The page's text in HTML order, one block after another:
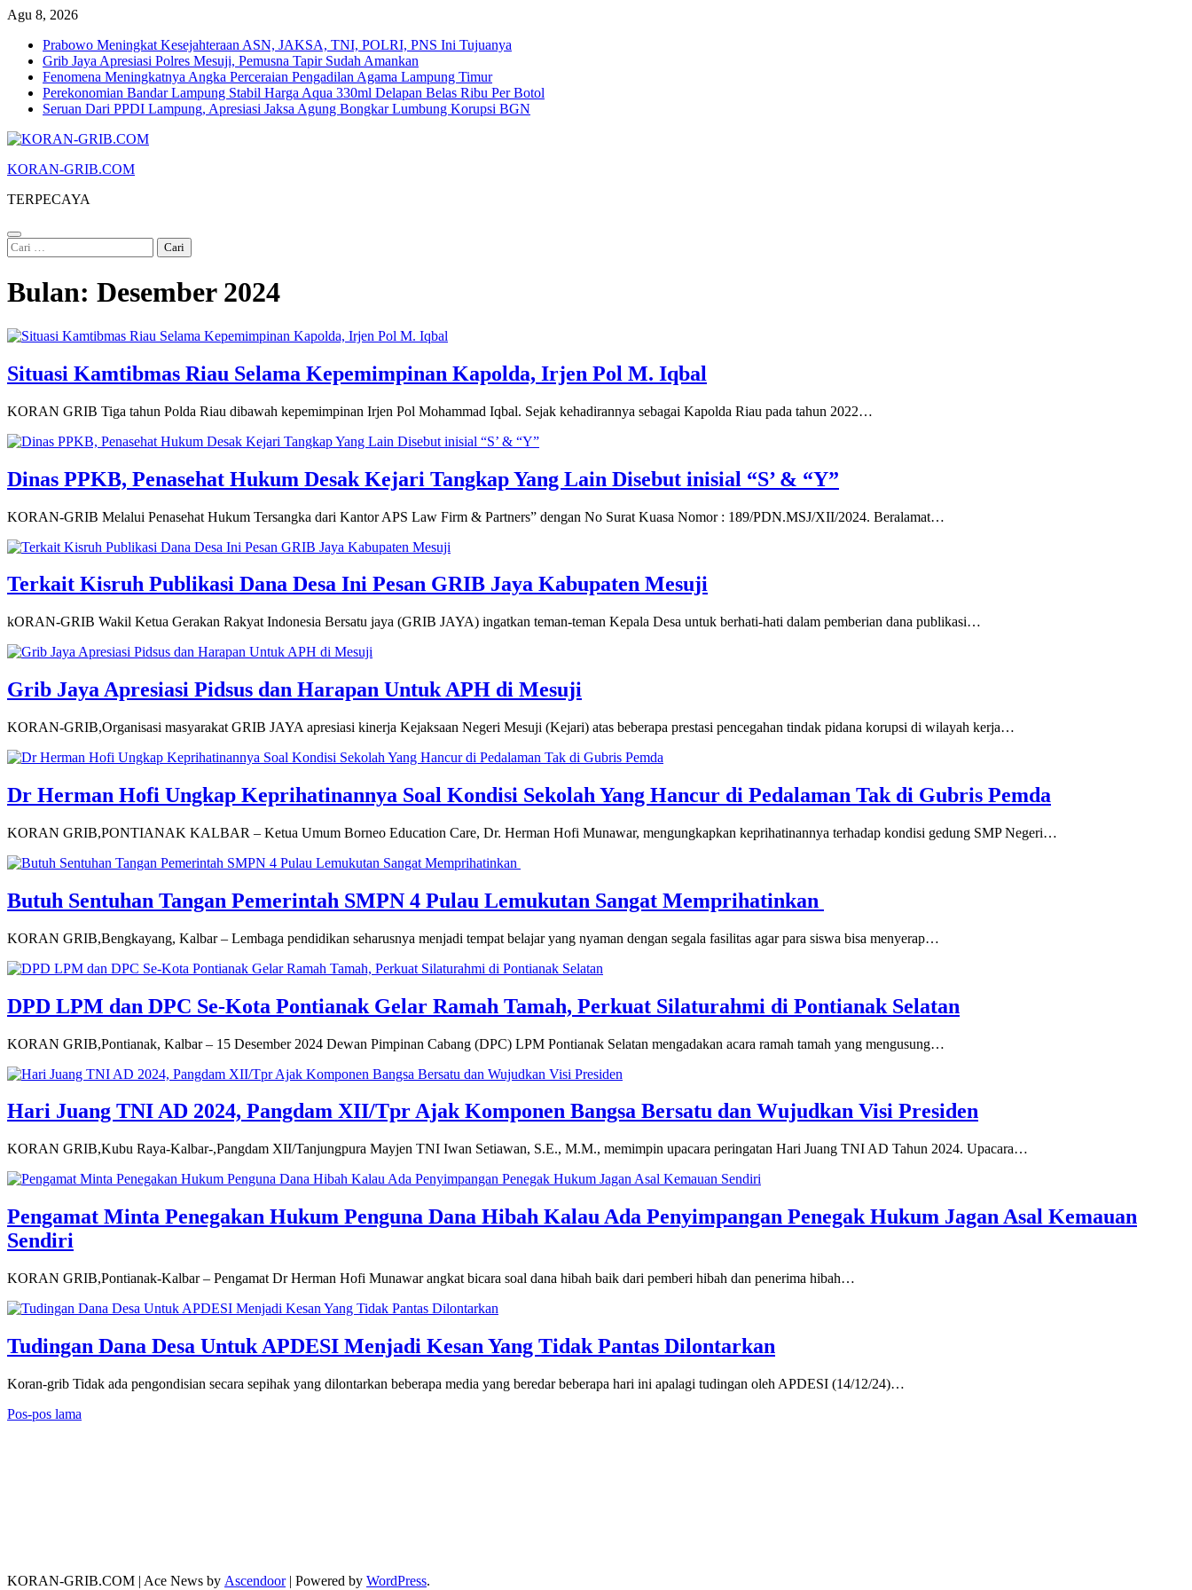
Skip
content
Agu 8, 2026
Prabowo Meningkat Kesejahteraan ASN, JAKSA, TNI, POLRI, PNS Ini Tujuanya
Grib Jaya Apresiasi Polres Mesuji, Pemusna Tapir Sudah Amankan
Fenomena Meningkatnya Angka Perceraian Pengadilan Agama Lampung Timur
Perekonomian Bandar Lampung Stabil Harga Aqua 330ml Delapan Belas Ribu Per Botol
Seruan Dari PPDI Lampung, Apresiasi Jaksa Agung Bongkar Lumbung Korupsi BGN
KORAN-GRIB.COM
TERPECAYA
Cari
untuk:
Bulan: Desember 2024
Situasi Kamtibmas Riau Selama Kepemimpinan Kapolda, Irjen Pol M. Iqbal
KORAN GRIB Tiga tahun Polda Riau dibawah kepemimpinan Irjen Pol Mohammad Iqbal. Sejak kehadirannya sebagai Kapolda Riau pada tahun 2022…
Dinas PPKB, Penasehat Hukum Desak Kejari Tangkap Yang Lain Disebut inisial “S’ & “Y”
KORAN-GRIB Melalui Penasehat Hukum Tersangka dari Kantor APS Law Firm & Partners” dengan No Surat Kuasa Nomor : 189/PDN.MSJ/XII/2024. Beralamat…
Terkait Kisruh Publikasi Dana Desa Ini Pesan GRIB Jaya Kabupaten Mesuji
kORAN-GRIB Wakil Ketua Gerakan Rakyat Indonesia Bersatu jaya (GRIB JAYA) ingatkan teman-teman Kepala Desa untuk berhati-hati dalam pemberian dana publikasi…
Grib Jaya Apresiasi Pidsus dan Harapan Untuk APH di Mesuji
KORAN-GRIB,Organisasi masyarakat GRIB JAYA apresiasi kinerja Kejaksaan Negeri Mesuji (Kejari) atas beberapa prestasi pencegahan tindak pidana korupsi di wilayah kerja…
Dr Herman Hofi Ungkap Keprihatinannya Soal Kondisi Sekolah Yang Hancur di Pedalaman Tak di Gubris Pemda
KORAN GRIB,PONTIANAK KALBAR – Ketua Umum Borneo Education Care, Dr. Herman Hofi Munawar, mengungkapkan keprihatinannya terhadap kondisi gedung SMP Negeri…
Butuh Sentuhan Tangan Pemerintah SMPN 4 Pulau Lemukutan Sangat Memprihatinkan
KORAN GRIB,Bengkayang, Kalbar – Lembaga pendidikan seharusnya menjadi tempat belajar yang nyaman dengan segala fasilitas agar para siswa bisa menyerap…
DPD LPM dan DPC Se-Kota Pontianak Gelar Ramah Tamah, Perkuat Silaturahmi di Pontianak Selatan
KORAN GRIB,Pontianak, Kalbar – 15 Desember 2024 Dewan Pimpinan Cabang (DPC) LPM Pontianak Selatan mengadakan acara ramah tamah yang mengusung…
Hari Juang TNI AD 2024, Pangdam XII/Tpr Ajak Komponen Bangsa Bersatu dan Wujudkan Visi Presiden
KORAN GRIB,Kubu Raya-Kalbar-,Pangdam XII/Tanjungpura Mayjen TNI Iwan Setiawan, S.E., M.M., memimpin upacara peringatan Hari Juang TNI AD Tahun 2024. Upacara…
Pengamat Minta Penegakan Hukum Penguna Dana Hibah Kalau Ada Penyimpangan Penegak Hukum Jagan Asal Kemauan
Sendiri
KORAN GRIB,Pontianak-Kalbar – Pengamat Dr Herman Hofi Munawar angkat bicara soal dana hibah baik dari pemberi hibah dan penerima hibah…
Tudingan Dana Desa Untuk APDESI Menjadi Kesan Yang Tidak Pantas Dilontarkan
Koran-grib Tidak ada pengondisian secara sepihak yang dilontarkan beberapa media yang beredar beberapa hari ini apalagi tudingan oleh APDESI (14/12/24)…
Navigasi
Pos-pos lama
KORAN-GRIB.COM | Ace News by Ascendoor| Powered by WordPress.